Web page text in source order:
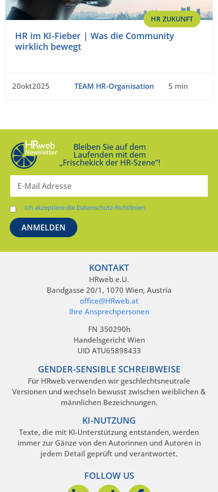
HR ZUKUNFT
HR im KI-Fieber | Was die Community
wirklich bewegt
20okt2025 TEAM HR-Organisation 5 min
Bleiben Sie auf dem
Laufenden mit dem
„Frischekick der HR-Szene“!
Ich akzeptiere die Datenschutz-Richtlinien.
KONTAKT
HRweb e.U.
Bandgasse 20/1, 1070 Wien, Austria
office@HRweb.at
Ihre Ansprechpersonen
FN 350290h
Handelsgericht Wien
UID ATU65898433
GENDER-SENSIBLE SCHREIBWEISE
Für HRweb verwenden wir geschlechtsneutrale
Versionen und wechseln bewusst zwischen weiblichen &
männlichen Bezeichnungen.
KI-NUTZUNG
Texte, die mit KI-Unterstützung entstanden, werden
immer zur Gänze von den Autorinnen und Autoren in
jedem Detail geprüft und verantwortet.
FOLLOW US